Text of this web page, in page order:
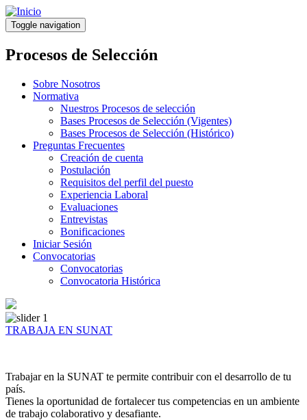
Pasar
al
contenido
principal
Toggle navigation
Procesos de Selección
Sobre Nosotros
Normativa
Nuestros Procesos de selección
Bases Procesos de Selección (Vigentes)
Bases Procesos de Selección (Histórico)
Preguntas Frecuentes
Creación de cuenta
Postulación
Requisitos del perfil del puesto
Experiencia Laboral
Evaluaciones
Entrevistas
Bonificaciones
Iniciar Sesión
Convocatorias
Convocatorias
Convocatoria Histórica
TRABAJA EN SUNAT
Trabajar en la SUNAT te permite contribuir con el desarrollo de tu
país.
Tienes la oportunidad de fortalecer tus competencias en un ambiente
de trabajo colaborativo y desafiante.